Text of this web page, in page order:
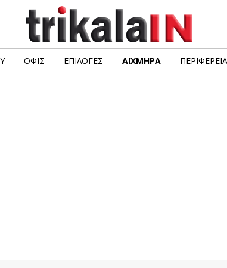
ΟΦΙΣ ΕΠΙΛΟΓΈΣ ΑΙΧΜΗΡΆ ΠΕΡΙΦΈΡΕΙΑ